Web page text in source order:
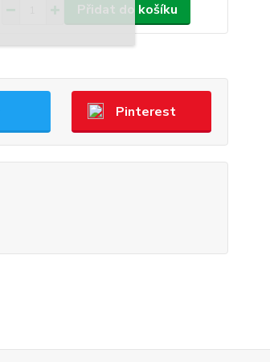
Přidat do košíku
Pinterest